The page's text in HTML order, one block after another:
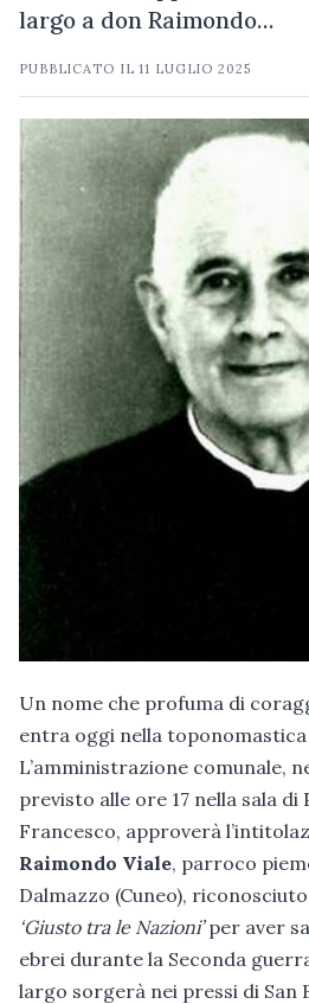
largo a don Raimondo…
PUBBLICATO IL11 LUGLIO 2025
Un nome che profuma di
entra oggi nella toponomastica
L’amministrazione comunale,
previsto alle ore 17 nella sala di
Francesco, approverà
Raimondo Viale, parroco
Dalmazzo (Cuneo),
‘Giusto tra le Nazioni’per aver
ebrei durante la Seconda
largo sorgerà nei pressi di San